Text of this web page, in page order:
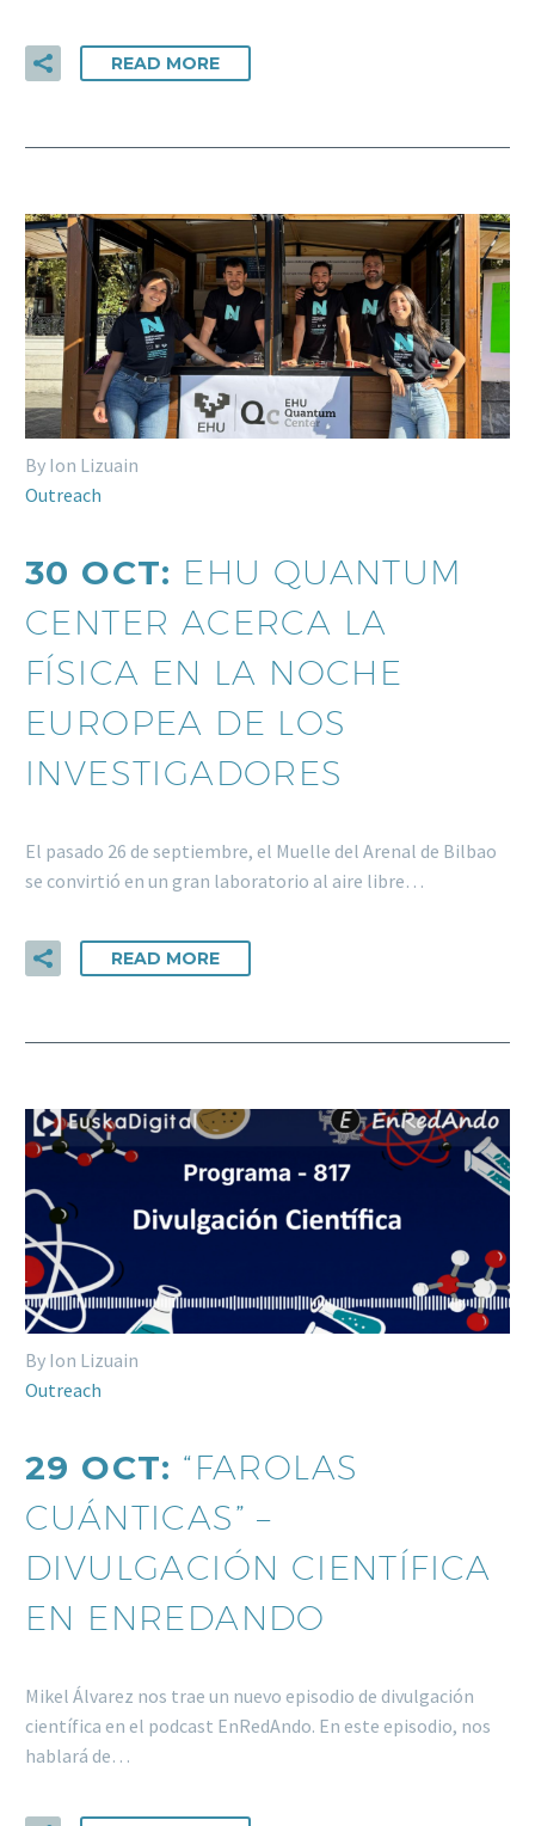
READ MORE
By Ion Lizuain
Outreach
30 OCT: EHU QUANTUM
CENTER ACERCA LA
FÍSICA EN LA NOCHE
EUROPEA DE LOS
INVESTIGADORES
El pasado 26 de septiembre, el Muelle del Arenal de Bilbao
se convirtió en un gran laboratorio al aire libre…
READ MORE
By Ion Lizuain
Outreach
29 OCT: “FAROLAS
CUÁNTICAS” –
DIVULGACIÓN CIENTÍFICA
EN ENREDANDO
Mikel Álvarez nos trae un nuevo episodio de divulgación
científica en el podcast EnRedAndo. En este episodio, nos
hablará de…